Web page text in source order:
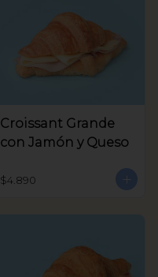
Croissant Grande
con Jamón y Queso
$4.890